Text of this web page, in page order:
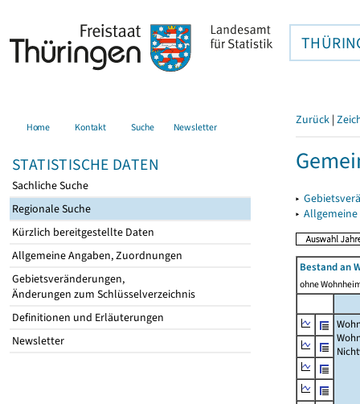
Home Kontakt Suche Newsletter
STATISTISCHE DATEN
Sachliche Suche
Regionale Suche
Kürzlich bereitgestellte Daten
Allgemeine Angaben, Zuordnungen
Gebietsveränderungen,
Änderungen zum Schlüsselverzeichnis
Definitionen und Erläuterungen
Newsletter
Zurück |
▸
▸
Bestand an
ohne